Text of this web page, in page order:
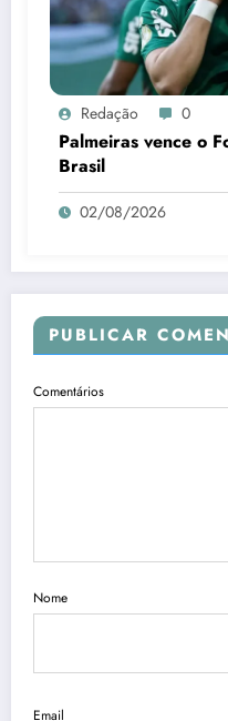
Redação 0
Palmeiras vence o
Brasil
02/08/2026
PUBLICAR
Comentários
Nome
Email